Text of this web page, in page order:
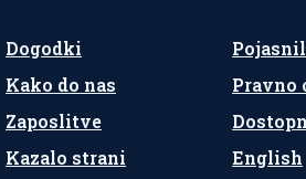
Dogodki
Kako do nas
Zaposlitve
Kazalo strani
Pravno
English